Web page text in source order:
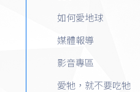
如何愛地球
媒體報導
影音專區
愛牠，就不要吃牠